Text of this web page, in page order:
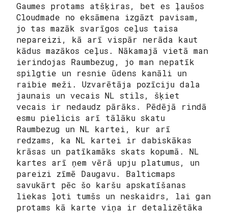
Gaumes protams atšķiras, bet es ļaušos
Cloudmade no eksāmena izgāzt pavisam,
jo tas mazāk svarīgos ceļus taisa
nepareizi, kā arī vispār nerāda kaut
kādus mazākos ceļus. Nākamajā vietā man
ierindojas Raumbezug, jo man nepatīk
spilgtie un resnie ūdens kanāli un
raibie meži. Uzvarētāja pozīciju dala
jaunais un vecais NL stils, šķiet
vecais ir nedaudz pārāks. Pēdējā rindā
esmu pielicis arī tālāku skatu
Raumbezug un NL kartei, kur arī
redzams, ka NL kartei ir dabiskākas
krāsas un patīkamāks skats kopumā. NL
kartes arī ņem vērā upju platumus, un
pareizi zīmē Daugavu. Balticmaps
savukārt pēc šo karšu apskatīšanas
liekas ļoti tumšs un neskaidrs, lai gan
protams kā karte viņa ir detalizētāka